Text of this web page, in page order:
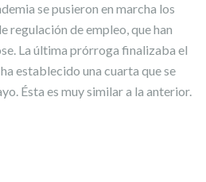
se pusieron en marcha los
regulación de empleo, que han
La última prórroga finalizaba el
establecido una cuarta que se
Ésta es muy similar a la anterior.